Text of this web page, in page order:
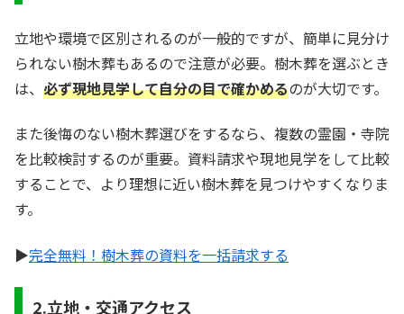
立地や環境で区別されるのが一般的ですが、簡単に見分け
られない樹木葬もあるので注意が必要。樹木葬を選ぶとき
は、 必ず現地見学して自分の目で確かめるのが大切です。
また後悔のない樹木葬選びをするなら、複数の霊園・寺院
を比較検討するのが重要。資料請求や現地見学をして比較
することで、より理想に近い樹木葬を見つけやすくなりま
す。
▶完全無料！樹木葬の資料を一括請求する
2.立地・交通アクセス